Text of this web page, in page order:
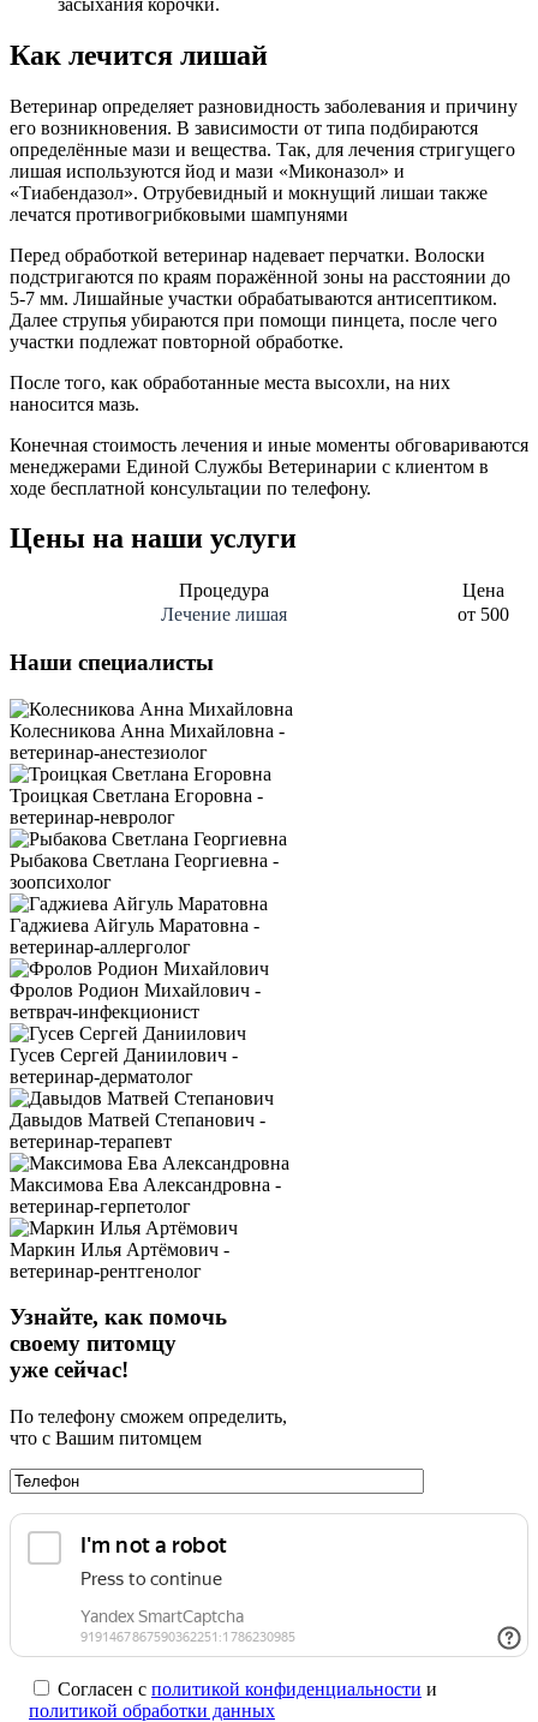
Как лечится лишай
Ветеринар определяет разновидность заболевания и причину
его возникновения. В зависимости от типа подбираются
определённые мази и вещества. Так, для лечения стригущего
лишая используются йод и мази «Миконазол» и
«Тиабендазол». Отрубевидный и мокнущий лишаи также
лечатся противогрибковыми шампунями
Перед обработкой ветеринар надевает перчатки. Волоски
подстригаются по краям поражённой зоны на расстоянии до
5-7 мм. Лишайные участки обрабатываются антисептиком.
Далее струпья убираются при помощи пинцета, после чего
участки подлежат повторной обработке.
После того, как обработанные места высохли, на них
наносится мазь.
Конечная стоимость лечения и иные моменты обговариваются
менеджерами Единой Службы Ветеринарии с клиентом в
ходе бесплатной консультации по телефону.
Цены на наши услуги
Процедура
Цена
Лечение лишая
от 500
Наши специалисты
Колесникова Анна Михайловна -
ветеринар-анестезиолог
Троицкая Светлана Егоровна -
ветеринар-невролог
Рыбакова Светлана Георгиевна -
зоопсихолог
Гаджиева Айгуль Маратовна -
ветеринар-аллерголог
Фролов Родион Михайлович -
ветврач-инфекционист
Гусев Сергей Даниилович -
ветеринар-дерматолог
Давыдов Матвей Степанович -
ветеринар-терапевт
Максимова Ева Александровна -
ветеринар-герпетолог
Маркин Илья Артёмович -
ветеринар-рентгенолог
Узнайте, как помочь
своему питомцу
уже сейчас!
По телефону сможем определить,
что с Вашим питомцем
Согласен с политикой конфиденциальности и
политикой обработки данных